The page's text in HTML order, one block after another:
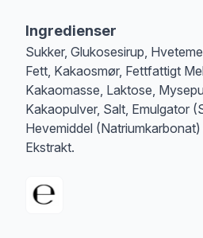
Ingredienser
Sukker, Glukosesirup,
Fett, Kakaosmør, Fettfattigt
Kakaomasse, Laktose,
Kakaopulver, Salt, Emulgator
Hevemiddel
Ekstrakt.